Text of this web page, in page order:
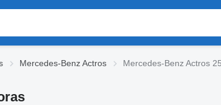
Mercedes-Benz Actros Mercedes-Benz Actros